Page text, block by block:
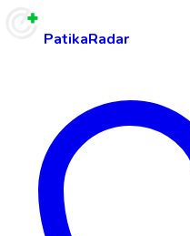
PatikaRadar